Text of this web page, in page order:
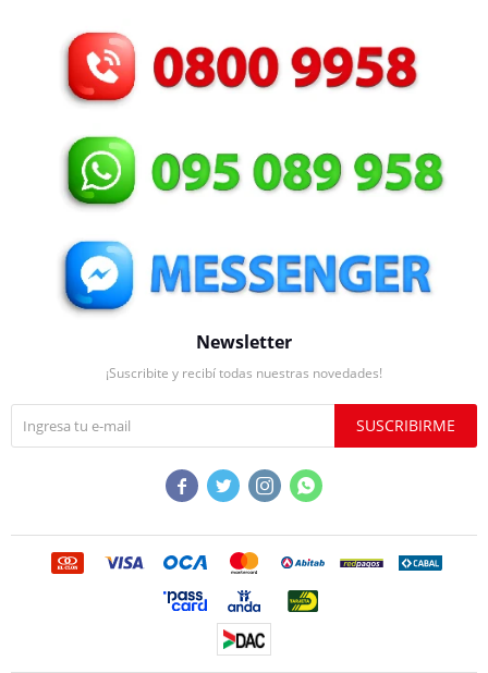
Newsletter
¡Suscribite y recibí todas nuestras novedades!
SUSCRIBIRME
   